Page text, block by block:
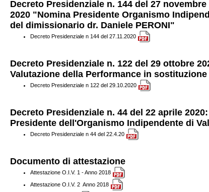
Decreto Presidenziale n. 144 del 27
2020 "Nomina Presidente Organismo
del dimissionario dr. Daniele PERONI"
Decreto Presidenziale n 144 del 27.11.2020
Decreto Presidenziale n. 122 del 29 ottobre
Valutazione della Performance in
Decreto Presidenziale n 122 del 29.10.2020
Decreto Presidenziale n. 44 del 22 aprile
Presidente dell'Organismo Indipendente di
Decreto Presidenziale n 44 del 22.4.20
Documento di attestazione
Attestazione O.I.V. 1 - Anno 2018
Attestazione O.I.V. 2 Anno 2018